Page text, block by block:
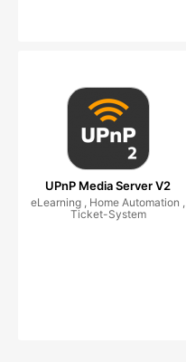
UPnP Media Server V2
eLearning , Home Automation ,
Ticket-System